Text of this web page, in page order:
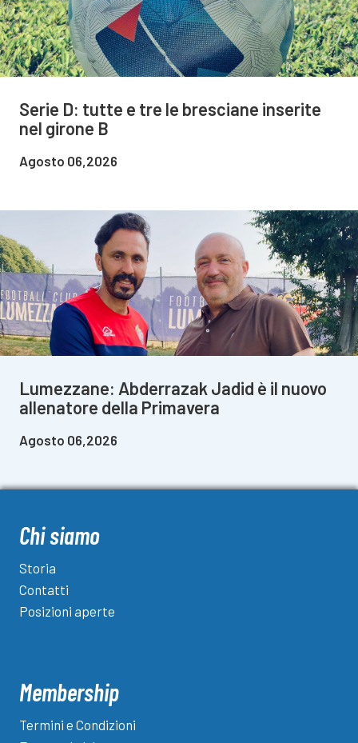
Serie D: tutte e tre le bresciane inserite
nel girone B
Agosto 06,2026
Lumezzane: Abderrazak Jadid è il nuovo
allenatore della Primavera
Agosto 06,2026
Chi siamo
Storia
Contatti
Posizioni aperte
Membership
Termini e Condizioni